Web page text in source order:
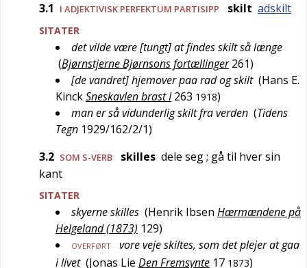
3.1
I ADJEKTIVISK PERFEKTUM PARTISIPP skilt adskilt
SITATER
det vilde være [tungt] at findes skilt så længe
(Bjørnstjerne Bjørnsons fortællinger 261)
[de vandret] hjemover paa rad og skilt (Hans E.
KinckSneskavlen brast I 263 1918)
man er så vidunderlig skilt fra verden (Tidens
Tegn 1929/162/2/1)
3.2 SOM S-VERB skilles dele seg; gå til hver sin
kant
SITATER
skyerne skilles (Henrik Ibsen Hærmændene på
Helgeland (1873) 129)
OVERFØRT
vore veje skiltes, som det plejer at gaa
i livet (Jonas Lie Den Fremsynte 17 1873)